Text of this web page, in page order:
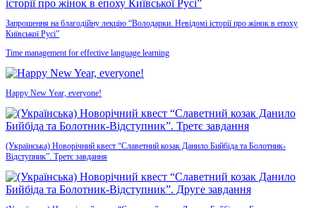
Запрошення на благодійну лекцію “Володарки. Невідомі історії про жінок в епоху
Київської Русі”
Time management for effective language learning
Happy New Year, everyone!
(Українська) Новорічний квест “Славетний козак Данило Бийбіда та Болотник-
Відступник”. Третє завдання